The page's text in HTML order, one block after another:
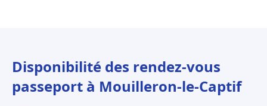
Disponibilité des rendez-vous
passeport à Mouilleron-le-Captif